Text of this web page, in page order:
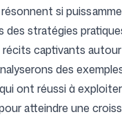
si
des stratégies
récits captivants
des
ont réussi à
atteindre une